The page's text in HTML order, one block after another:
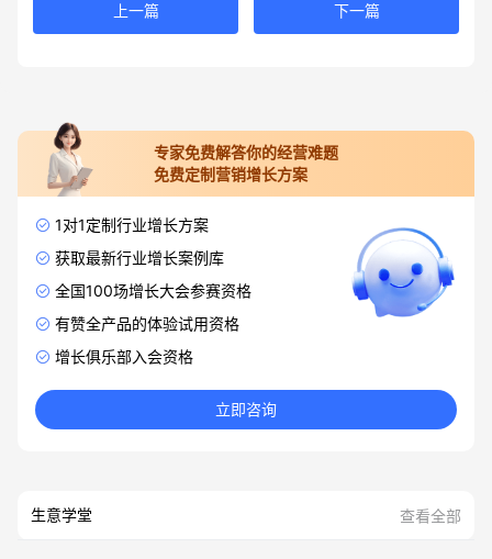
上一篇 下一篇
专家免费解答你的经营难题
免费定制营销增长方案
1对1定制行业增长方案
获取最新行业增长案例库
全国100场增长大会参赛资格
有赞全产品的体验试用资格
增长俱乐部入会资格
立即咨询
生意学堂 查看全部